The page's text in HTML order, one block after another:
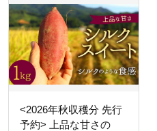
<2026年秋収穫分 先行
予約> 上品な甘さの